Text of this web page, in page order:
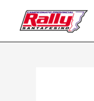
contenido